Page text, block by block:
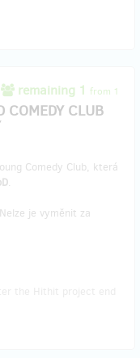
remaining 1 from 1
COMEDY CLUB
Comedy Club, která
.
je vyměnit za